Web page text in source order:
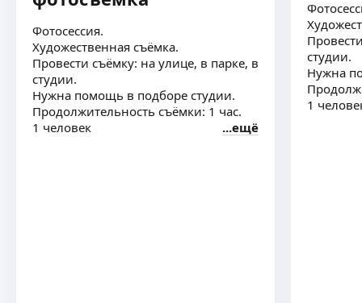
Фотосессия.
Художественная съёмка.
Провести съёмку: на улице, в парке, в
студии.
Нужна помощь в подборе студии.
Продолжительность съёмки: 1 час.
1 человек
ещё
студии.
Нужна
1